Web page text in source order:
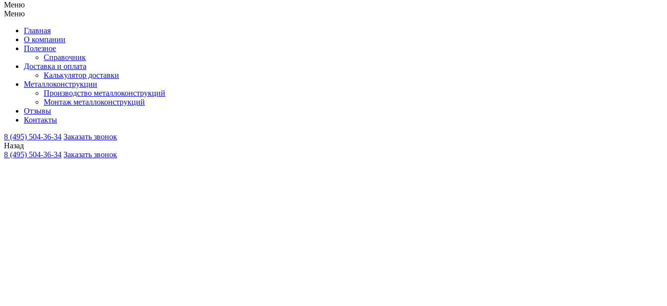
Меню
Меню
Главная
О компании
Полезное
Справочник
Доставка и оплата
Калькулятор доставки
Металлоконструкции
Производство металлоконструкций
Монтаж металлоконструкций
Отзывы
Контакты
8 (495) 504-36-34 Заказать звонок
Назад
8 (495) 504-36-34 Заказать звонок